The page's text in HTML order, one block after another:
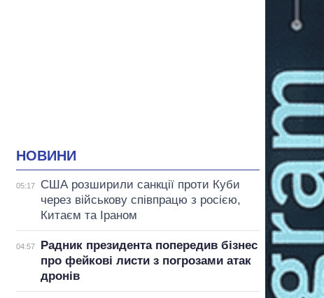
НОВИНИ
05:17
США розширили санкції проти Куби
через військову співпрацю з росією,
Китаєм та Іраном
04:57
Радник президента попередив бізнес
про фейкові листи з погрозами атак
дронів